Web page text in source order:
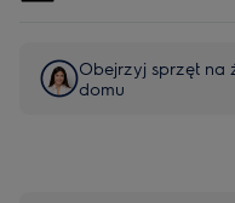
Obejrzyj sprzęt na
domu